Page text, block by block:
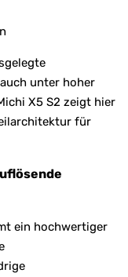
unter hoher
X5 S2 zeigt hier
für
ein hochwertiger